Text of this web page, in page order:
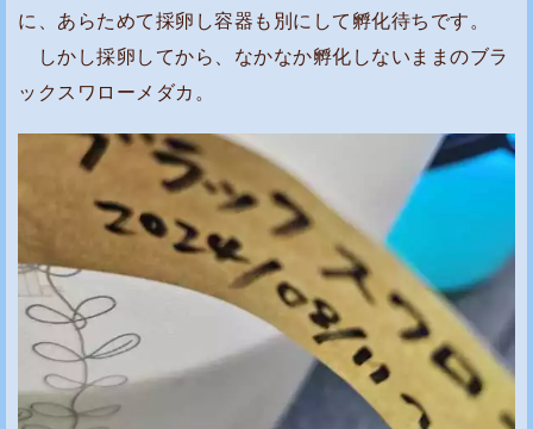
・
育
っ
た
稚
魚
に、あらためて採卵し容器も別にして孵化待ちです。
しかし採卵してから、なかなか孵化しないままのブラ
ックスワローメダカ。